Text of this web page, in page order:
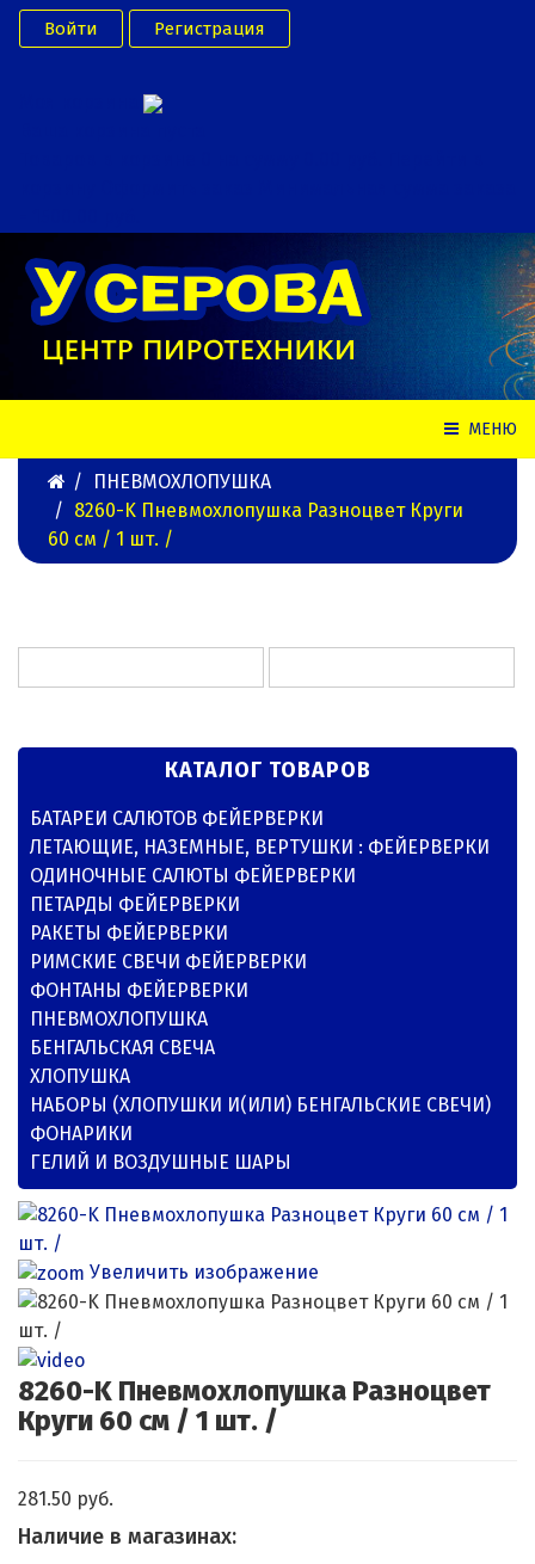
Войти Регистрация
МЕНЮ
ПНЕВМОХЛОПУШКА
8260-K Пневмохлопушка Разноцвет Круги
60 см / 1 шт. /
КАТАЛОГ ТОВАРОВ
БАТАРЕИ САЛЮТОВ ФЕЙЕРВЕРКИ
ЛЕТАЮЩИЕ, НАЗЕМНЫЕ, ВЕРТУШКИ : ФЕЙЕРВЕРКИ
ОДИНОЧНЫЕ САЛЮТЫ ФЕЙЕРВЕРКИ
ПЕТАРДЫ ФЕЙЕРВЕРКИ
РАКЕТЫ ФЕЙЕРВЕРКИ
РИМСКИЕ СВЕЧИ ФЕЙЕРВЕРКИ
ФОНТАНЫ ФЕЙЕРВЕРКИ
ПНЕВМОХЛОПУШКА
БЕНГАЛЬСКАЯ СВЕЧА
ХЛОПУШКА
НАБОРЫ (ХЛОПУШКИ И(ИЛИ) БЕНГАЛЬСКИЕ СВЕЧИ)
ФОНАРИКИ
ГЕЛИЙ И ВОЗДУШНЫЕ ШАРЫ
Увеличить изображение
8260-K Пневмохлопушка Разноцвет
Круги 60 см / 1 шт. /
281.50 руб.
Наличие в магазинах: